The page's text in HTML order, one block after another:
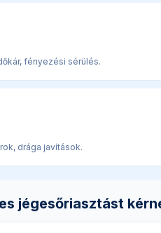
fényezési sérülés.
drága javítások.
jégesőriasztást